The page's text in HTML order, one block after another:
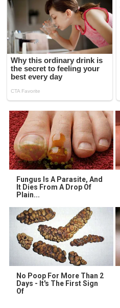
Fungus Is A Parasite, And
It Dies From A Drop Of
Plain...
No Poop For More Than 2
Days - It's The First Sign
Of